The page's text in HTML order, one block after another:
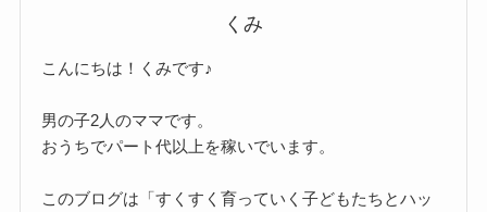
くみ
こんにちは！くみです♪
男の子2人のママです。
おうちでパート代以上を稼いでいます。
このブログは「すくすく育っていく子どもたちとハッ